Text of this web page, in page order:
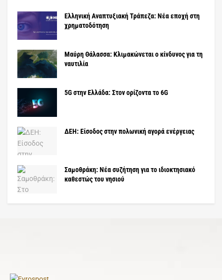
Ελληνική Αναπτυξιακή Τράπεζα: Νέα εποχή στη
χρηματοδότηση
Μαύρη Θάλασσα: Κλιμακώνεται ο κίνδυνος για τη
ναυτιλία
5G στην Ελλάδα: Στον ορίζοντα το 6G
ΔΕΗ: Είσοδος στην πολωνική αγορά ενέργειας
Σαμοθράκη: Νέα συζήτηση για το ιδιοκτησιακό
καθεστώς του νησιού